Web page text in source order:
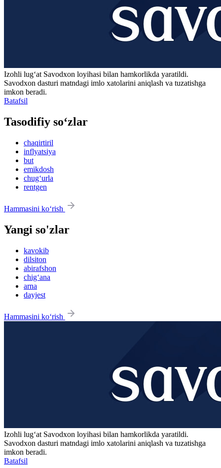
Izohli lugʻat Savodxon loyihasi bilan hamkorlikda yaratildi.
Savodxon dasturi matndagi imlo xatolarini aniqlash va tuzatishga
imkon beradi.
Batafsil
Tasodifiy so‘zlar
chaqirtiril
inflyatsiya
but
emikdosh
chug‘urla
rentgen
Hammasini ko‘rish
Yangi so'zlar
kavokib
dilsiton
abirafshon
chig‘ana
arna
dayjest
Hammasini ko‘rish
Izohli lugʻat Savodxon loyihasi bilan hamkorlikda yaratildi.
Savodxon dasturi matndagi imlo xatolarini aniqlash va tuzatishga
imkon beradi.
Batafsil